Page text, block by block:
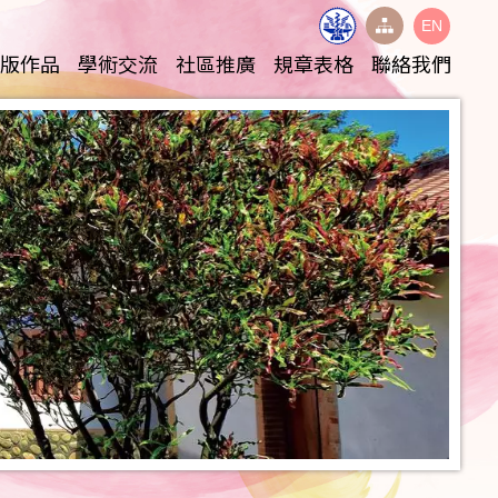
作品 學術交流 社區推廣 規章表格 聯絡我們
EN